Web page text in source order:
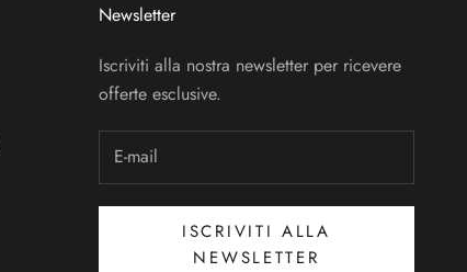
Newsletter
Iscriviti alla nostra newsletter per ricevere
offerte esclusive.
ISCRIVITI ALLA
NEWSLETTER